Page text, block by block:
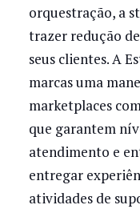
orquestração, a
trazer redução
seus clientes. A
marcas uma
marketplaces
que garantem
atendimento e
entregar
atividades de